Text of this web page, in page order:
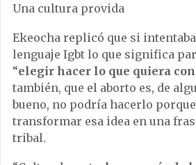
Una cultura provida
Ekeocha replicó que si
lenguaje Igbt lo que significa
“elegir hacer lo que quiera con
también, que el aborto es, de
bueno, no podría hacerlo
transformar esa idea en una
tribal.